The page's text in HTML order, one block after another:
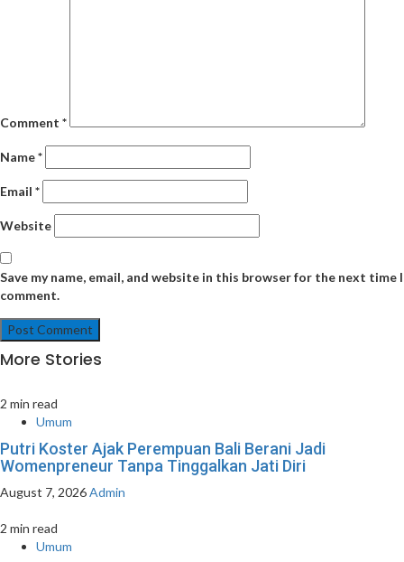
Comment *
Name*
Email *
Website
Save my name, email, and website in this browser for the next time I
comment.
More Stories
2 min read
Umum
Putri Koster Ajak Perempuan Bali Berani Jadi
Womenpreneur Tanpa Tinggalkan Jati Diri
August 7, 2026Admin
2 min read
Umum